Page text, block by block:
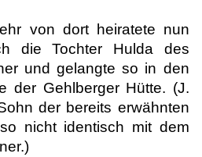
von dort heiratete nun
die Tochter Hulda des
und gelangte so in den
der Gehlberger Hütte. (J.
der bereits erwähnten
nicht identisch mit dem